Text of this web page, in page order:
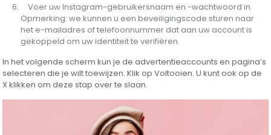
Voer uw Instagram-gebruikersnaam en -wachtwoord in.
Opmerking: we kunnen u een beveiligingscode sturen naar
het e-mailadres of telefoonnummer dat aan uw account is
gekoppeld om uw identiteit te verifiëren.
In het volgende scherm kun je de advertentieaccounts en pagina’s
selecteren die je wilt toewijzen. Klik op Voltooien. U kunt ook op de
X klikken om deze stap over te slaan.